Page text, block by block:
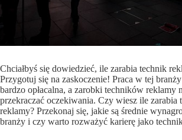
Chciałbyś się dowiedzieć, ile zarabia technik
Przygotuj się na zaskoczenie! Praca w tej
bardzo opłacalna, a zarobki techników reklamy
przekraczać oczekiwania. Czy wiesz ile zarabia
reklamy? Przekonaj się, jakie są średnie
branży i czy warto rozważyć karierę jako